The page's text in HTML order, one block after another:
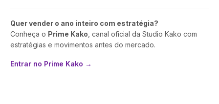
Quer vender o ano inteiro com estratégia?
Conheça o Prime Kako , canal oficial da Studio Kako com
estratégias e movimentos antes do mercado.
Entrar no Prime Kako →